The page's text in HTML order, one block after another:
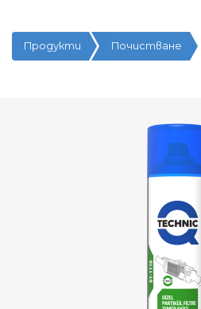
Продукти Почистване